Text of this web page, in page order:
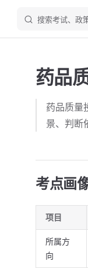
搜索考试、政
药品
药品质量
景、判断
考点画
项目
所属方
向